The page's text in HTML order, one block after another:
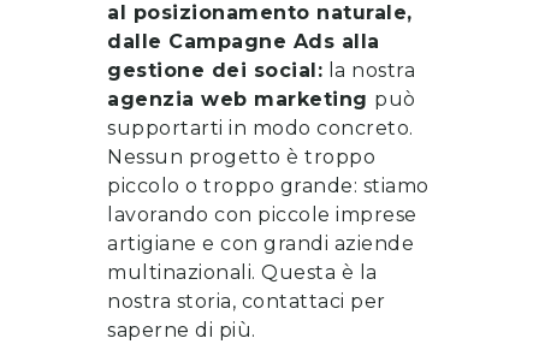
al posizionamento naturale,
dalle Campagne Ads alla
gestione dei social: la nostra
agenzia web marketing può
supportarti in modo concreto.
Nessun progetto è troppo
piccolo o troppo grande: stiamo
lavorando con piccole imprese
artigiane e con grandi aziende
multinazionali. Questa è la
nostra storia, contattaci per
saperne di più.